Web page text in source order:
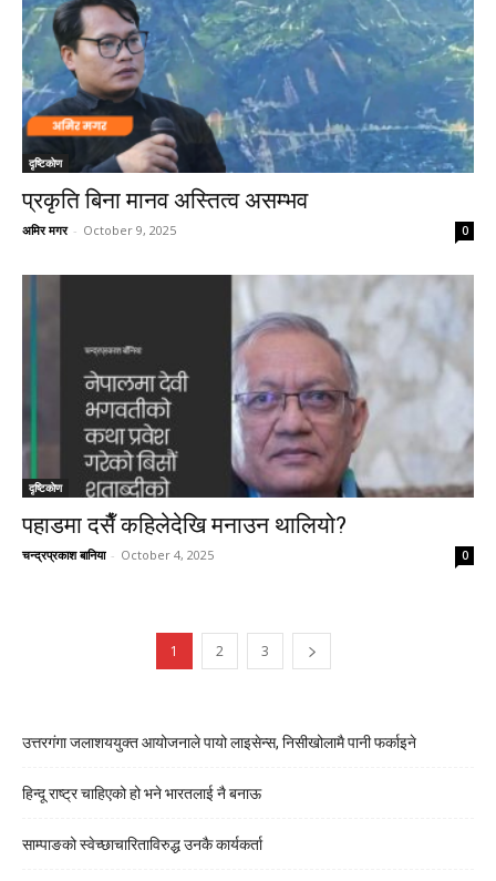
दृष्टिकाेण
प्रकृति बिना मानव अस्तित्व असम्भव
अमिर मगर - October 9, 2025 0
दृष्टिकाेण
पहाडमा दसैँ कहिलेदेखि मनाउन थालियो?
चन्द्रप्रकाश बानिया - October 4, 2025 0
1 2 3
उत्तरगंगा जलाशययुक्त आयोजनाले पायो लाइसेन्स, निसीखोलामै पानी फर्काइने
हिन्दू राष्ट्र चाहिएको हो भने भारतलाई नै बनाऊ
साम्पाङको स्वेच्छाचारिताविरुद्ध उनकै कार्यकर्ता